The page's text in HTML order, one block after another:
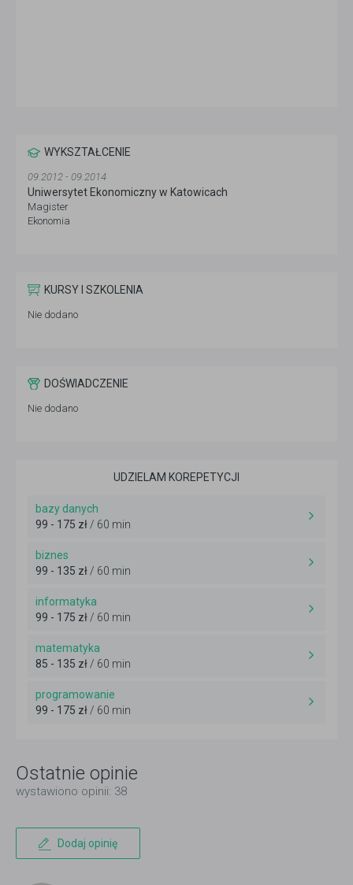
WYKSZTAŁCENIE
09.2012 - 09.2014
Uniwersytet Ekonomiczny w Katowicach
Magister
Ekonomia
KURSY I SZKOLENIA
Nie dodano
DOŚWIADCZENIE
Nie dodano
UDZIELAM KOREPETYCJI
bazy danych
99 - 175 zł/ 60 min
biznes
99 - 135 zł/ 60 min
informatyka
99 - 175 zł/ 60 min
matematyka
85 - 135 zł/ 60 min
programowanie
99 - 175 zł/ 60 min
Ostatnie opinie
wystawiono opinii: 38
Dodaj opinię